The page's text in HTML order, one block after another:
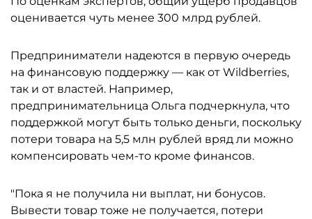
оценивается чуть менее 300 млрд рублей.
Предприниматели надеются в первую очередь
на финансовую поддержку — как от Wildberries,
так и от властей. Например,
предпринимательница Ольга подчеркнула, что
поддержкой могут быть только деньги, поскольку
потери товара на 5,5 млн рублей вряд ли можно
компенсировать чем-то кроме финансов.
"Пока я не получила ни выплат, ни бонусов.
Вывести товар тоже не получается, потери